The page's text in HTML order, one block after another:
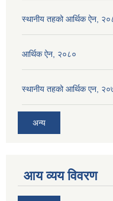
स्थानीय तहको आर्थिक ऐन,
आर्थिक ऐन, २०८०
स्थानीय तहको आर्थिक एन,
अन्य
आय व्यय विवरण